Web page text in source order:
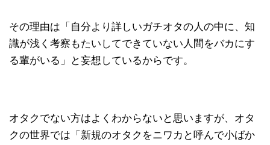
その理由は「自分より詳しいガチオタの人の中に、知
識が浅く考察もたいしてできていない人間をバカにす
る輩がいる」と妄想しているからです。
オタクでない方はよくわからないと思いますが、オタ
クの世界では「新規のオタクをニワカと呼んで小ばか